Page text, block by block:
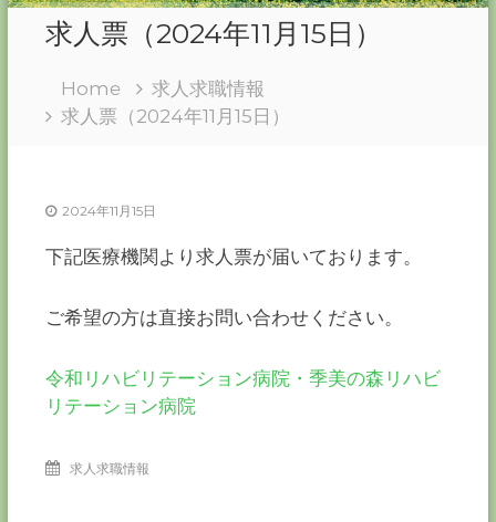
医
療
ー
シ
カ
協
会
つ
な
ぐ
る
求人票（2024年11月15日）
Home
求人求職情報
求人票（2024年11月15日）
2024年11月15日
下記医療機関より求人票が届いております。
ご希望の方は直接お問い合わせください。
令和リハビリテーション病院・季美の森リハビ
リテーション病院
求人求職情報